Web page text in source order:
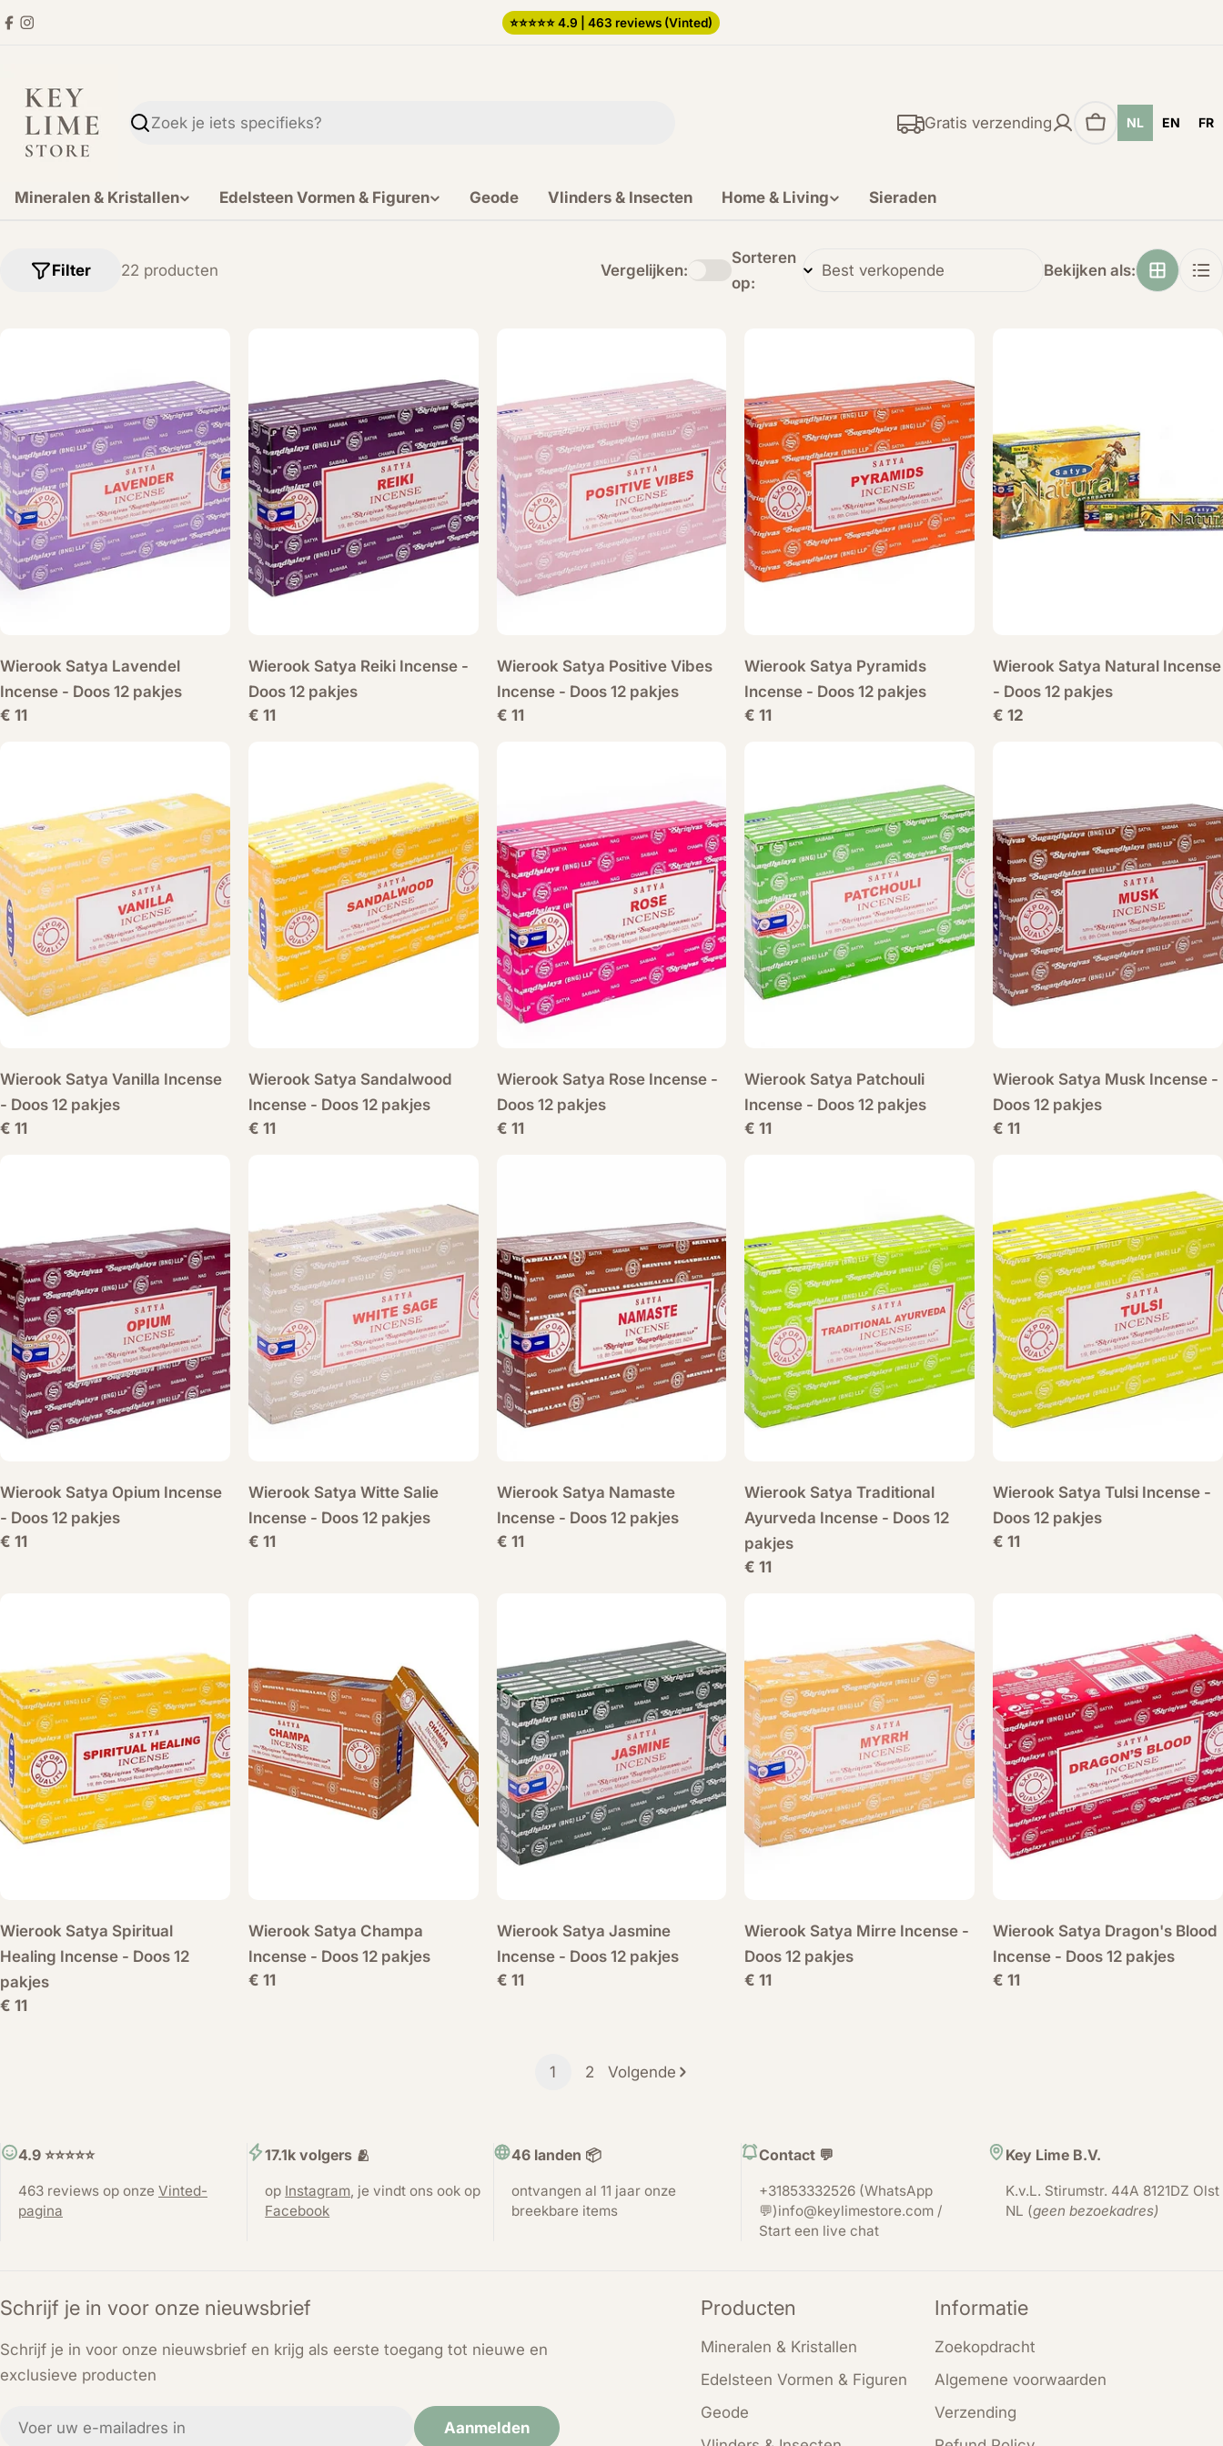
Ga
inhoud
Facebook
Instagram
⭐️⭐️⭐️⭐️⭐️ 4.9 | 463 reviews (Vinted)
Zoekopdracht
Gratis verzending
Winkelwagen
NL EN FR
Mineralen & Kristallen Edelsteen Vormen & Figuren Geode Vlinders & Insecten Home & Living Sieraden
22 producten
Filter Vergelijken:
Sorteren
op:
Bekijken als:
Wierook Satya Lavendel
Incense - Doos 12 pakjes
Normale
€ 11
Wierook Satya Reiki Incense -
Doos 12 pakjes
Normale
€ 11
Wierook Satya Positive Vibes
Incense - Doos 12 pakjes
Normale
€ 11
Wierook Satya Pyramids
Incense - Doos 12 pakjes
Normale
€ 11
Wierook Satya Natural Incense
- Doos 12 pakjes
Normale
€ 12
Wierook Satya Vanilla Incense
- Doos 12 pakjes
Normale
€ 11
Wierook Satya Sandalwood
Incense - Doos 12 pakjes
Normale
€ 11
Wierook Satya Rose Incense -
Doos 12 pakjes
Normale
€ 11
Wierook Satya Patchouli
Incense - Doos 12 pakjes
Normale
€ 11
Wierook Satya Musk Incense -
Doos 12 pakjes
Normale
€ 11
Wierook Satya Opium Incense
- Doos 12 pakjes
Normale
€ 11
Wierook Satya Witte Salie
Incense - Doos 12 pakjes
Normale
€ 11
Wierook Satya Namaste
Incense - Doos 12 pakjes
Normale
€ 11
Wierook Satya Traditional
Ayurveda Incense - Doos 12
pakjes
Normale
€ 11
Wierook Satya Tulsi Incense -
Doos 12 pakjes
Normale
€ 11
Wierook Satya Spiritual
Healing Incense - Doos 12
pakjes
Normale
€ 11
Wierook Satya Champa
Incense - Doos 12 pakjes
Normale
€ 11
Wierook Satya Jasmine
Incense - Doos 12 pakjes
Normale
€ 11
Wierook Satya Mirre Incense -
Doos 12 pakjes
Normale
€ 11
Wierook Satya Dragon's Blood
Incense - Doos 12 pakjes
Normale
€ 11
1 2 Volgende
4.9 ⭐️⭐️⭐️⭐️⭐️
463 reviews op onze Vinted-
pagina
17.1k volgers 🫂
op Instagram, je vindt ons ook op
Facebook
46 landen 📦
ontvangen al 11 jaar onze
breekbare items
Contact 💬
+31853332526 (WhatsApp
💬)info@keylimestore.com /
Start een live chat
Key Lime B.V.
K.v.L. Stirumstr. 44A 8121DZ Olst
NL (geen bezoekadres)
Schrijf je in voor onze nieuwsbrief
Schrijf je in voor onze nieuwsbrief en krijg als eerste toegang tot nieuwe en
exclusieve producten
Aanmelden
Producten
Mineralen & Kristallen
Edelsteen Vormen & Figuren
Geode
Informatie
Zoekopdracht
Algemene voorwaarden
Verzending